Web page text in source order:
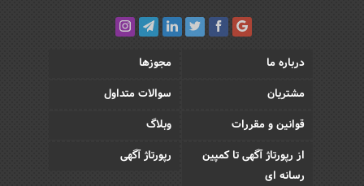
درباره ما
مجوزها
مشتریان
سوالات متداول
قوانین و مقررات
وبلاگ
از رپورتاژ آگهی تا کمپین
رسانه ای
رپورتاژ آگهی